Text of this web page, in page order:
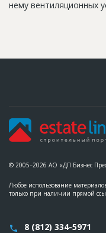
нему вентиляционных
© 2005–2026 АО «ДП Бизнес
Любое использование
только при наличии прямой
8 (812) 334-5971